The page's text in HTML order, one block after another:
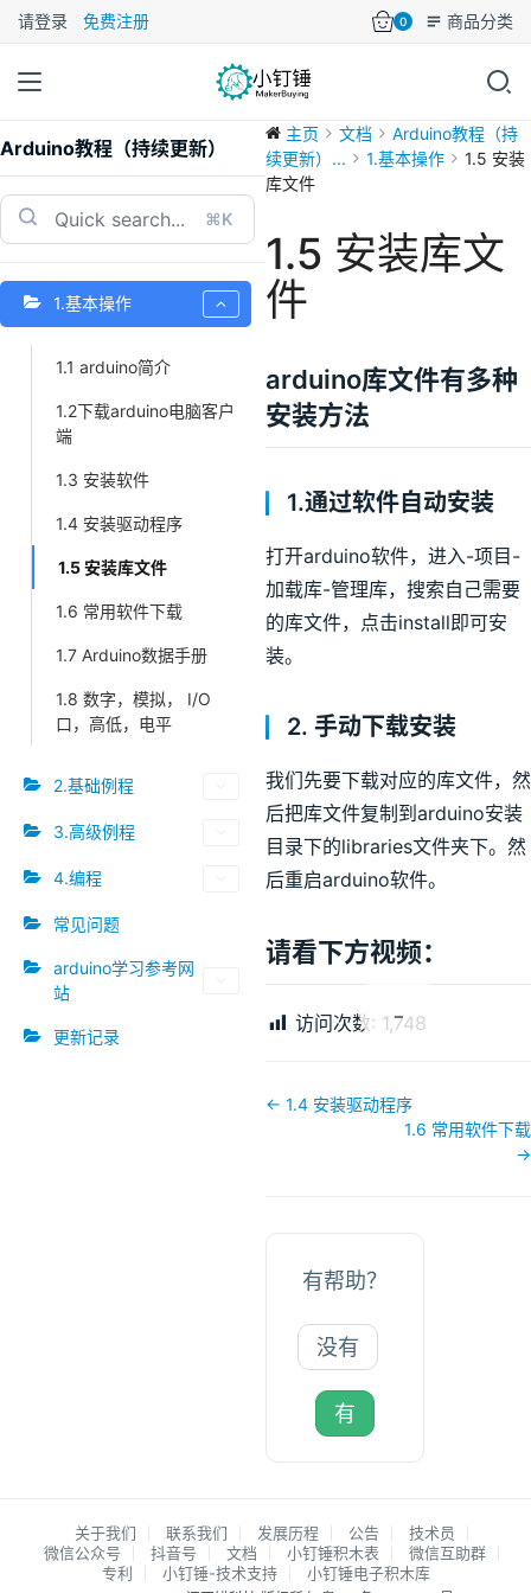
请登录 免费注册 0 商品分类
Arduino教程（持续更新）
⌘K
1.基本操作
1.1 arduino简介
1.2下载arduino电脑客户
端
1.3 安装软件
1.4 安装驱动程序
1.5 安装库文件
1.6 常用软件下载
1.7 Arduino数据手册
1.8 数字，模拟， I/O
口，高低，电平
2.基础例程
3.高级例程
4.编程
常见问题
arduino学习参考网
站
更新记录
主页 文档
Arduino教程（持
续更新）...
1.基本操作
1.5 安装
库文件
1.5 安装库文
件
arduino库文件有多种
安装方法
1.通过软件自动安装
打开arduino软件，进入-项目-
加载库-管理库，搜索自己需要
的库文件，点击install即可安
装。
2. 手动下载安装
我们先要下载对应的库文件，然
后把库文件复制到arduino安装
目录下的libraries文件夹下。然
后重启arduino软件。
请看下方视频：
00:00 / 00:00
访问次数: 1,748
文
← 1.4 安装驱动程序
1.6 常用软件下载
→
有帮助？
没有
有
关于我们 联系我们 发展历程 公告
技术员
微信公众号
抖音号 文档 小钉锤积木表
微信互助群
专利
小钉锤-技术支持 小钉锤电子积木库